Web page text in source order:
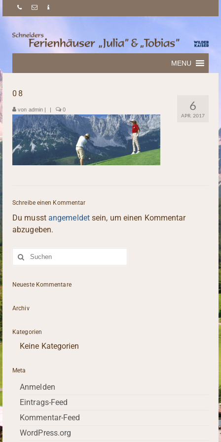
MENU
6
APR. 2017
08
von admin | | 0
Schreibe einen Kommentar
Du musst angemeldetsein, um einen Kommentar
abzugeben.
Suche
nach:
Neueste Kommentare
Archiv
Kategorien
Keine Kategorien
Meta
Anmelden
Eintrags-Feed
Kommentar-Feed
WordPress.org